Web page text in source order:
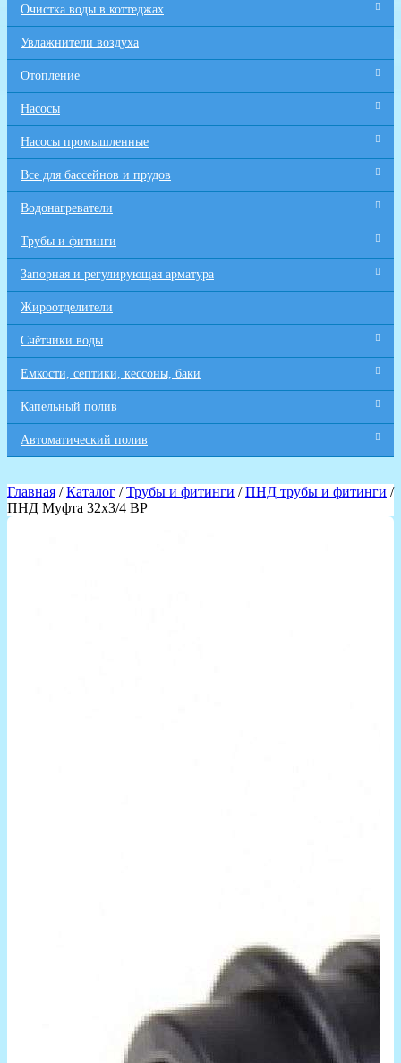
Очистка воды в коттеджах
Увлажнители воздуха
Отопление
Насосы
Насосы промышленные
Все для бaссейнов и прудов
Водонагреватели
Трубы и фитинги
Запорная и регулирующая арматура
Жироотделители
Счётчики воды
Емкости, септики, кессоны, баки
Капельный полив
Автоматический полив
Главная /Каталог /Трубы и фитинги /ПНД трубы и фитинги /
ПНД Муфта 32х3/4 ВР